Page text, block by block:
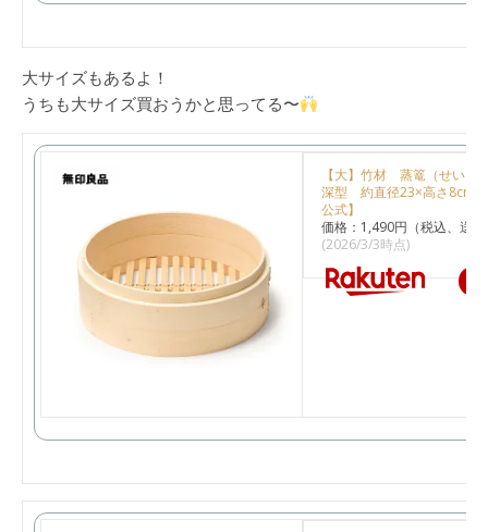
大サイズもあるよ！
うちも大サイズ買おうかと思ってる〜
【大】竹材 蒸篭（せい
深型 約直径23×高さ8cm
公式】
価格：1,490円（税込、送料
(2026/3/3時点)